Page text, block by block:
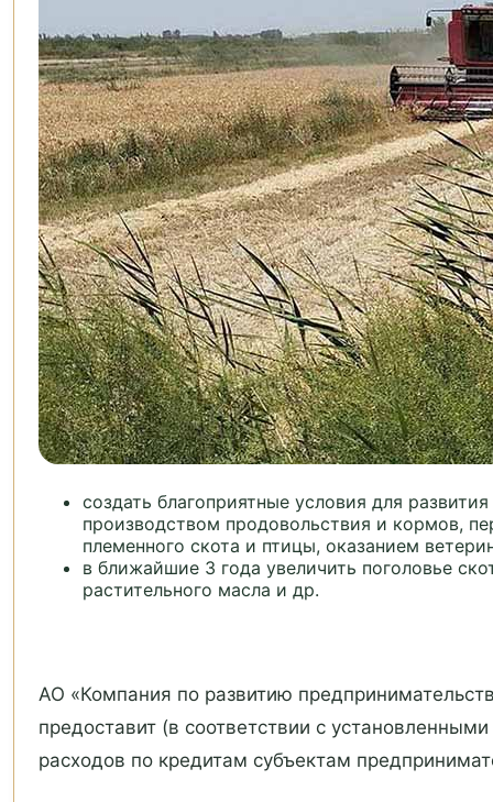
создать благоприятные условия для
производством продовольствия и кормов,
племенного скота и птицы, оказанием
в ближайшие 3 года увеличить поголовье
растительного масла и др.
АО «Компания по развитию
предоставит (в соответствии с
расходов по кредитам субъектам